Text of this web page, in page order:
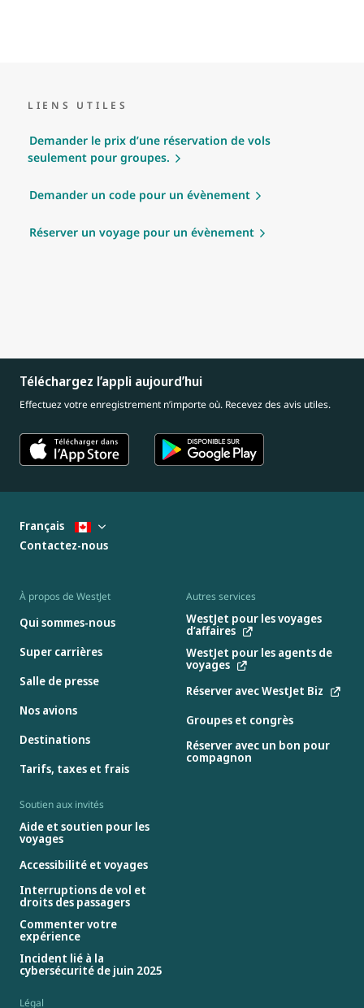
LIENS UTILES
Demander le prix d’une réservation de vols
seulement pour groupes.
Demander un code pour un évènement
Réserver un voyage pour un évènement
Téléchargez l’appli aujourd’hui
Effectuez votre enregistrement n’importe où. Recevez des avis utiles.
À propos de WestJet
Qui sommes-nous
Super carrières
Salle de presse
Nos avions
Destinations
Tarifs, taxes et frais
Autres services
WestJet pour les voyages
d’affaires
WestJet pour les agents de
voyages
Réserver avec WestJet Biz
Groupes et congrès
Réserver avec un bon pour
compagnon
Soutien aux invités
Aide et soutien pour les
voyages
Accessibilité et voyages
Interruptions de vol et
droits des passagers
Commenter votre
expérience
Incident lié à la
cybersécurité de juin 2025
Légal
Français
Contactez-nous